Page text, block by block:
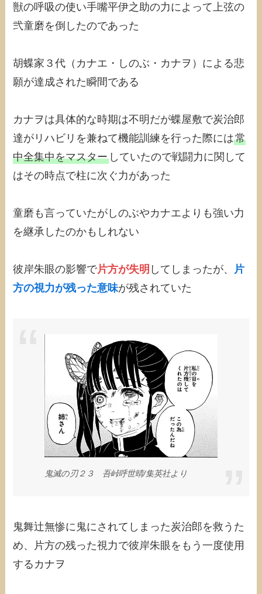
獣の呼吸の使い手嘴平伊之助の力によって上弦の
弐童磨を倒したのであった
胡蝶家３代（カナエ・しのぶ・カナヲ）による悲
願が達成された瞬間である
カナヲは具体的な時期は不明だが蝶屋敷で炭治郎
達がリハビリを兼ねて機能訓練を行った際には常
中全集中をマスター していたので戦闘力に関して
はその時点で柱に次ぐ力があった
童磨も言っていたがしのぶやカナエよりも強い力
を継承したのかもしれない
彼岸朱眼の影響で片方が失明 してしまったが、
片
方の視力が残った意味が残されていた
鬼滅の刃２３ 吾峠呼世晴/集英社より
鬼舞辻󠄀無惨に鬼にされてしまった炭治郎を救うた
め、片方の残った視力で彼岸朱眼をもう一度使用
するカナヲ